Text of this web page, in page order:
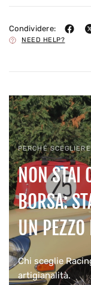
Condividere:
NEED HELP?
PERCHÉ
NON STAI
BORSA:
UN PEZZO
Chi sceglie
artigianalità.